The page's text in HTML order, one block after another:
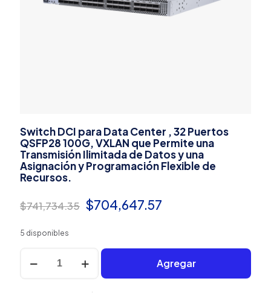
Switch DCI para Data Center , 32 Puertos
QSFP28 100G, VXLAN que Permite una
Transmisión Ilimitada de Datos y una
Asignación y Programación Flexible de
Recursos.
$741,734.35 El
era:
$741,734.35.
$704,647.57
es:
$704,647.57.
5 disponibles
Switch
DCI
para
Agregar